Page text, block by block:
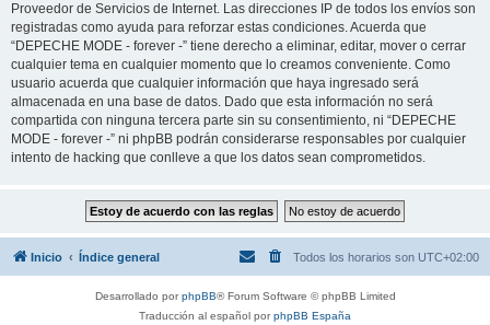
Proveedor de Servicios de Internet. Las direcciones IP de todos los envíos son
registradas como ayuda para reforzar estas condiciones. Acuerda que
“DEPECHE MODE - forever -” tiene derecho a eliminar, editar, mover o cerrar
cualquier tema en cualquier momento que lo creamos conveniente. Como
usuario acuerda que cualquier información que haya ingresado será
almacenada en una base de datos. Dado que esta información no será
compartida con ninguna tercera parte sin su consentimiento, ni “DEPECHE
MODE - forever -” ni phpBB podrán considerarse responsables por cualquier
intento de hacking que conlleve a que los datos sean comprometidos.
Inicio Índice general Todos los horarios son UTC+02:00
Desarrollado porphpBB® Forum Software © phpBB Limited
Traducción al español porphpBB España